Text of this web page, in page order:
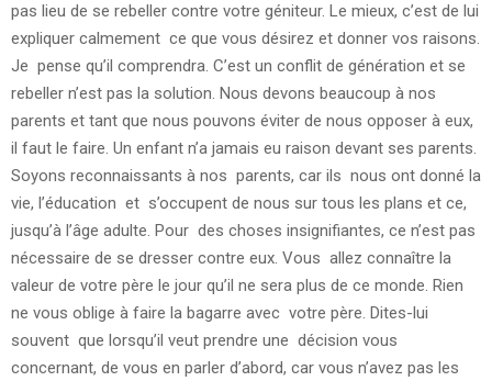
pas lieu de se rebeller contre votre géniteur. Le mieux, c’est de lui
expliquer calmement ce que vous désirez et donner vos raisons.
Je pense qu’il comprendra. C’est un conflit de génération et se
rebeller n’est pas la solution. Nous devons beaucoup à nos
parents et tant que nous pouvons éviter de nous opposer à eux,
il faut le faire. Un enfant n’a jamais eu raison devant ses parents.
Soyons reconnaissants à nos parents, car ils nous ont donné la
vie, l’éducation et s’occupent de nous sur tous les plans et ce,
jusqu’à l’âge adulte. Pour des choses insignifiantes, ce n’est pas
nécessaire de se dresser contre eux. Vous allez connaître la
valeur de votre père le jour qu’il ne sera plus de ce monde. Rien
ne vous oblige à faire la bagarre avec votre père. Dites-lui
souvent que lorsqu’il veut prendre une décision vous
concernant, de vous en parler d’abord, car vous n’avez pas les